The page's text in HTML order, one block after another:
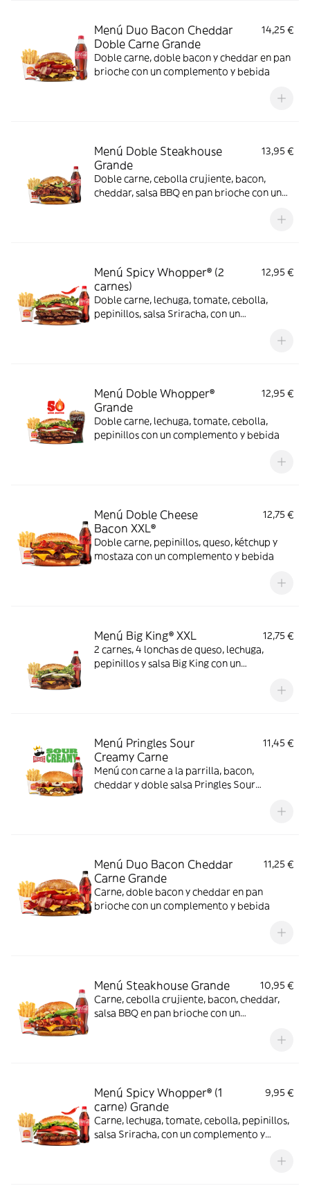
Menú Duo Bacon Cheddar
Doble Carne Grande
14,25 €
Doble carne, doble bacon y cheddar en pan
brioche con un complemento y bebida
Menú Doble Steakhouse
Grande
13,95 €
Doble carne, cebolla crujiente, bacon,
cheddar, salsa BBQ en pan brioche con un
Menú Spicy Whopper® (2
carnes)
12,95 €
Doble carne, lechuga, tomate, cebolla,
pepinillos, salsa Sriracha, con un
Menú Doble Whopper®
Grande
12,95 €
Doble carne, lechuga, tomate, cebolla,
pepinillos con un complemento y bebida
Menú Doble Cheese
Bacon XXL®
12,75 €
Doble carne, pepinillos, queso, kétchup y
mostaza con un complemento y bebida
Menú Big King® XXL
12,75 €
2 carnes, 4 lonchas de queso, lechuga,
pepinillos y salsa Big King con un
Menú Pringles Sour
Creamy Carne
11,45 €
Menú con carne a la parrilla, bacon,
cheddar y doble salsa Pringles Sour
Menú Duo Bacon Cheddar
Carne Grande
11,25 €
Carne, doble bacon y cheddar en pan
brioche con un complemento y bebida
Menú Steakhouse Grande
10,95 €
Carne, cebolla crujiente, bacon, cheddar,
salsa BBQ en pan brioche con un
Menú Spicy Whopper® (1
carne) Grande
9,95 €
Carne, lechuga, tomate, cebolla, pepinillos,
salsa Sriracha, con un complemento y